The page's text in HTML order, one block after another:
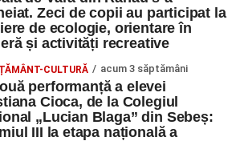
Zeci de copii au participat la
de ecologie, orientare în
și activități recreative
CULTURĂ acum 3 săptămâni
performanță a elevei
Cioca, de la Colegiul
„Lucian Blaga” din Sebeș:
III la etapa națională a